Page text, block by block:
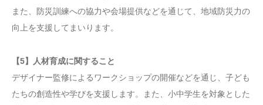
また、防災訓練への協力や会場提供などを通じて、地域防災力の
向上を支援してまいります。
【5】人材育成に関すること
デザイナー監修によるワークショップの開催などを通じ、子ども
たちの創造性や学びを支援します。また、小中学生を対象とした